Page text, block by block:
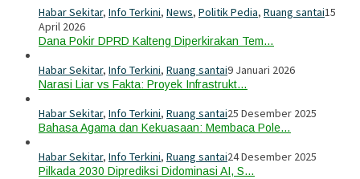
Habar Sekitar, Info Terkini, News, Politik Pedia, Ruang santai15
April 2026
Dana Pokir DPRD Kalteng Diperkirakan Tem…
Habar Sekitar, Info Terkini, Ruang santai9 Januari 2026
Narasi Liar vs Fakta: Proyek Infrastrukt…
Habar Sekitar, Info Terkini, Ruang santai25 Desember 2025
Bahasa Agama dan Kekuasaan: Membaca Pole…
Habar Sekitar, Info Terkini, Ruang santai24 Desember 2025
Pilkada 2030 Diprediksi Didominasi AI, S…